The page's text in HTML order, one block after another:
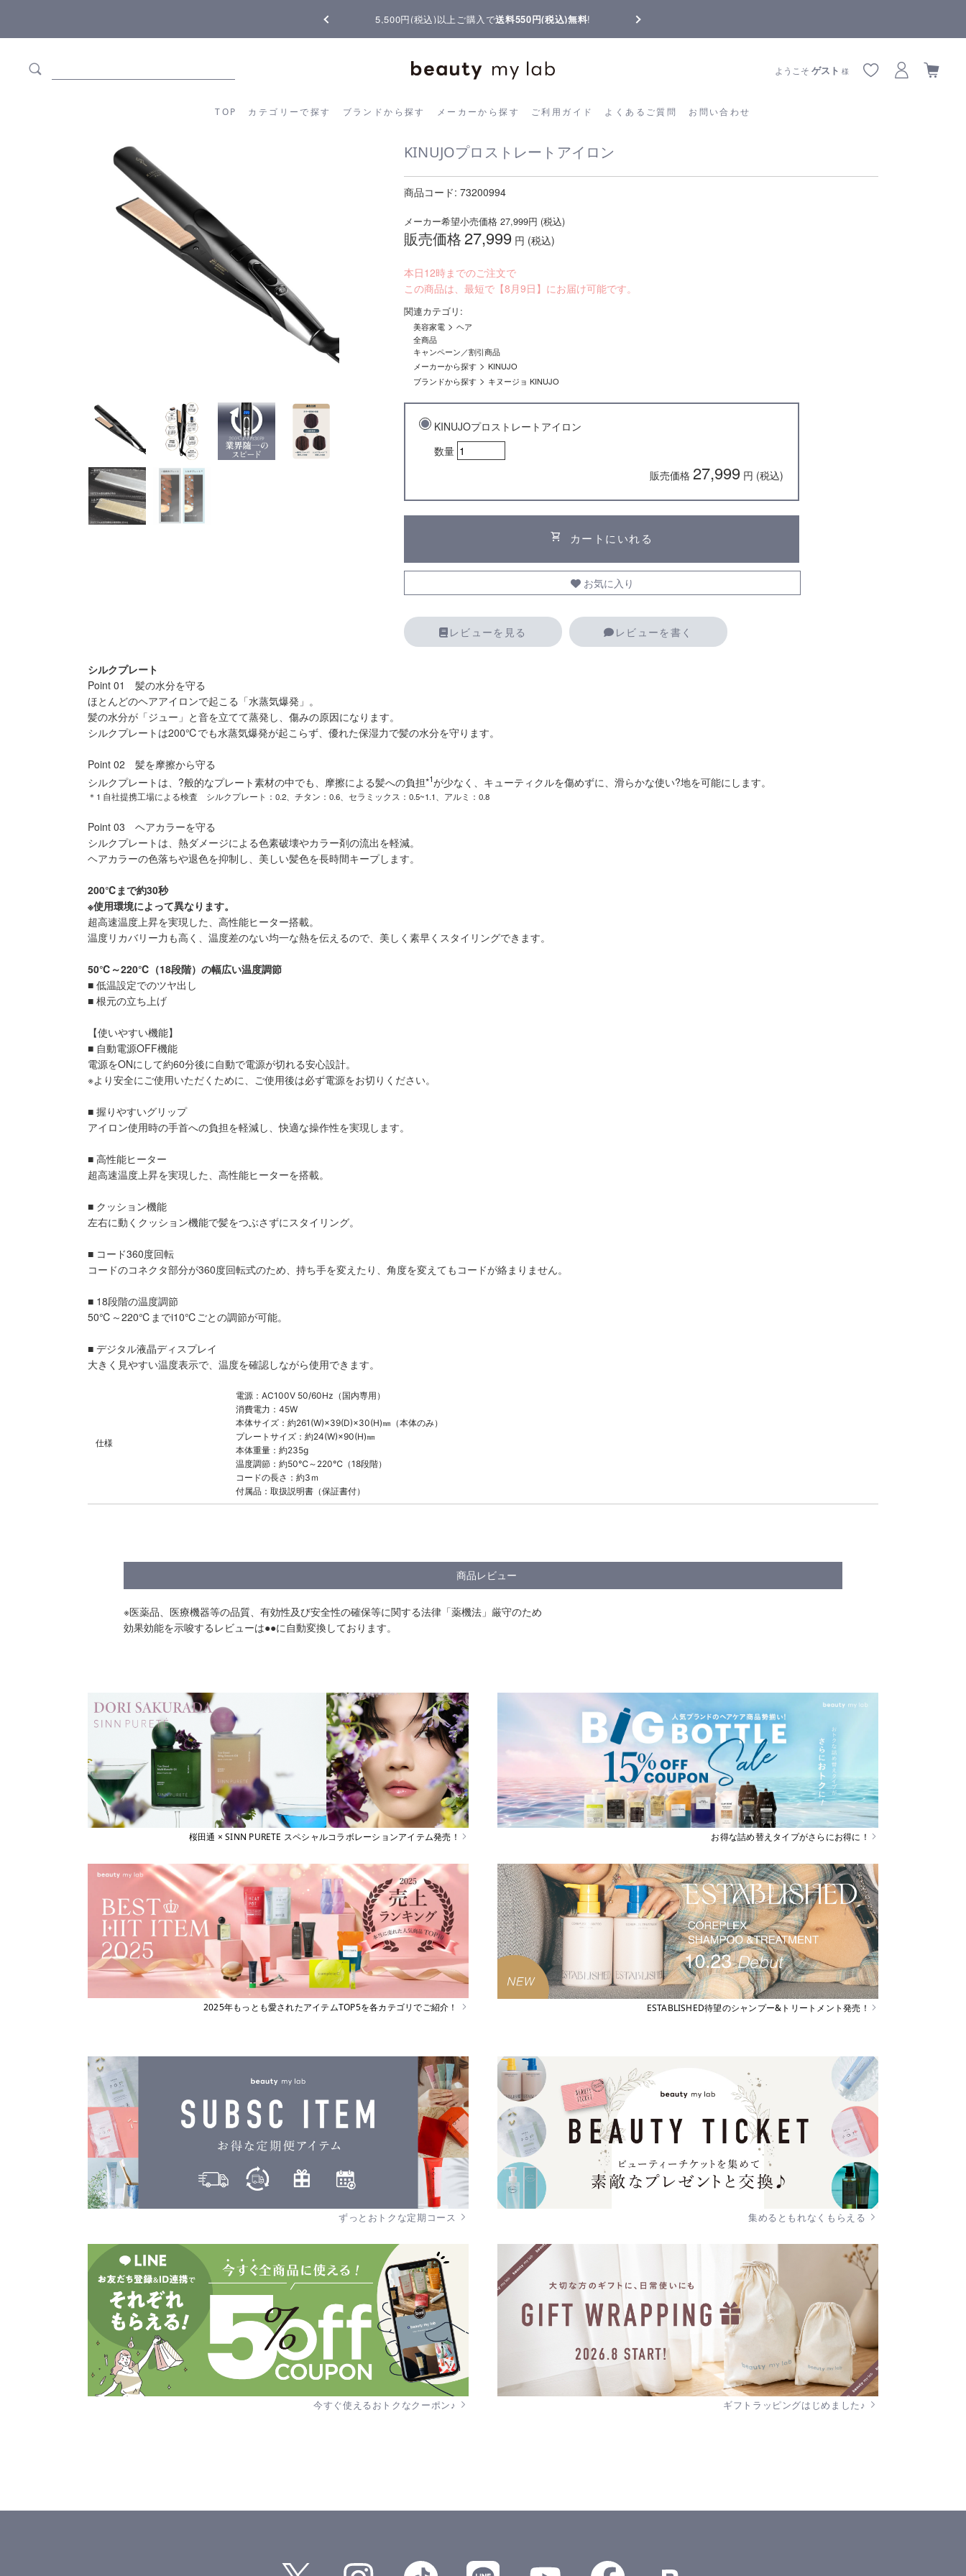
5,500円(税込)以上ご購入で送料550円(税込)無料!
TOP カテゴリーで探す ブランドから探す メーカーから探す ご利用ガイド よくあるご質問 お問い合わせ
ようこそゲスト 様
カテゴリーから探す ブランドから探す メーカーから探す ご利用ガイド よくあるご質問
KINUJOプロストレートアイロン
商品コード: 73200994
メーカー希望小売価格 27,999円 (税込)
販売価格27,999 円 (税込)
本日12時までのご注文で
この商品は、最短で【8月9日】にお届け可能です。
関連カテゴリ:
美容家電 >ヘア
全商品
キャンペーン／割引商品
メーカーから探す >KINUJO
ブランドから探す > キヌージョ KINUJO
KINUJOプロストレートアイロン
数量
販売価格 27,999 円 (税込)
shopping_cart カートにいれる
お気に入り
レビューを見る レビューを書く
シルクプレート
Point 01 髪の水分を守る
ほとんどのヘアアイロンで起こる「水蒸気爆発」。
髪の水分が「ジュー」と音を立てて蒸発し、傷みの原因になります。
シルクプレートは200℃でも水蒸気爆発が起こらず、優れた保湿力で髪の水分を守ります。
Point 02 髪を摩擦から守る
シルクプレートは、?般的なプレート素材の中でも、摩擦による髪への負担*1が少なく、キューティクルを傷めずに、滑らかな使い?地を可能にします。
＊1 自社提携工場による検査 シルクプレート：0.2、チタン：0.6、セラミックス：0.5~1.1、アルミ：0.8
Point 03 ヘアカラーを守る
シルクプレートは、熱ダメージによる色素破壊やカラー剤の流出を軽減。
ヘアカラーの色落ちや退色を抑制し、美しい髪色を長時間キープします。
200℃まで約30秒
※使用環境によって異なります。
超高速温度上昇を実現した、高性能ヒーター搭載。
温度リカバリー力も高く、温度差のない均一な熱を伝えるので、美しく素早くスタイリングできます。
50℃～220℃（18段階）の幅広い温度調節
■ 低温設定でのツヤ出し
■ 根元の立ち上げ
【使いやすい機能】
■ 自動電源OFF機能
電源をONにして約60分後に自動で電源が切れる安心設計。
※より安全にご使用いただくために、ご使用後は必ず電源をお切りください。
■ 握りやすいグリップ
アイロン使用時の手首への負担を軽減し、快適な操作性を実現します。
■ 高性能ヒーター
超高速温度上昇を実現した、高性能ヒーターを搭載。
■ クッション機能
左右に動くクッション機能で髪をつぶさずにスタイリング。
■ コード360度回転
コードのコネクタ部分が360度回転式のため、持ち手を変えたり、角度を変えてもコードが絡まりません。
■ 18段階の温度調節
50℃～220℃までi10℃ごとの調節が可能。
■ デジタル液晶ディスプレイ
大きく見やすい温度表示で、温度を確認しながら使用できます。
仕様
電源：AC100V 50/60Hz（国内専用）
消費電力：45W
本体サイズ：約261(W)×39(D)×30(H)㎜（本体のみ）
プレートサイズ：約24(W)×90(H)㎜
本体重量：約235g
温度調節：約50℃～220℃（18段階）
コードの長さ：約3ｍ
付属品：取扱説明書（保証書付）
商品レビュー
※医薬品、医療機器等の品質、有効性及び安全性の確保等に関する法律「薬機法」厳守のため
効果効能を示唆するレビューは●●に自動変換しております。
桜田通 × SINN PURETE スペシャルコラボレーションアイテム発売！ お得な詰め替えタイプがさらにお得に！
2025年もっとも愛されたアイテムTOP5を各カテゴリでご紹介！ ESTABLISHED待望のシャンプー&トリートメント発売！
ずっとおトクな定期コース 集めるともれなくもらえる
今すぐ使えるおトクなクーポン♪ ギフトラッピングはじめました♪